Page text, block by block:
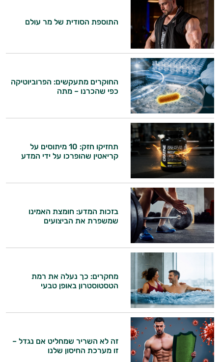
התוספת הסודית של מר עולם
החוקרים מתעקשים: הפרוביוטיקה
כפי שהכרנו – מתה
תחזיקו חזק: 10 מיתוסים על
קריאטין שהופרכו על ידי המדע
בזכות המדע: חומצת האמינו
שמשפרת את הביצועים
מחקרים: כך נעלה את רמת
הטסטוסטרון באופן טבעי
זה לא השריר שמחליט אם נגדל –
זו מערכת החיסון שלנו